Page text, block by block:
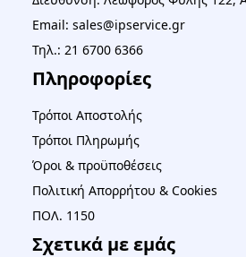
Email: sales@ipservice.gr
Τηλ.: 21 6700 6366
Πληροφορίες
Τρόποι Αποστολής
Τρόποι Πληρωμής
Όροι & προϋποθέσεις
Πολιτική Απορρήτου & Cookies
ΠΟΛ. 1150
Σχετικά με εμάς